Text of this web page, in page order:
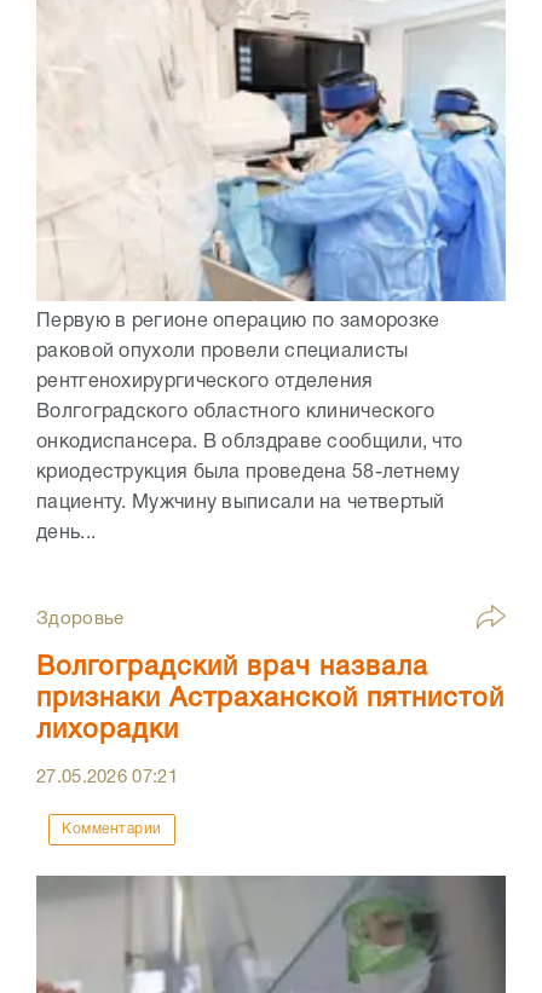
Первую в регионе операцию по заморозке
раковой опухоли провели специалисты
рентгенохирургического отделения
Волгоградского областного клинического
онкодиспансера. В облздраве сообщили, что
криодеструкция была проведена 58-летнему
пациенту. Мужчину выписали на четвертый
день...
Здоровье
Волгоградский врач назвала
признаки Астраханской пятнистой
лихорадки
27.05.202607:21
Комментарии